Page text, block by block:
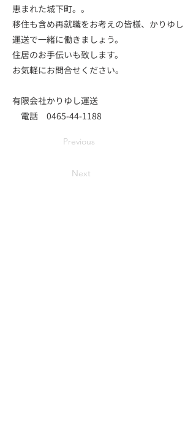
恵まれた城下町。。
移住も含め再就職をお考えの皆様、かりゆし
運送で一緒に働きましょう。
住居のお手伝いも致します。
お気軽にお問合せください。
有限会社かりゆし運送
電話 0465-44-1188
Previous
Next